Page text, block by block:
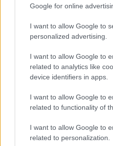
Google for online
I want to allow Google to
personalized advertising.
I want to allow Google to
related to analytics like
device identifiers in apps.
I want to allow Google to
related to functionality of
I want to allow Google to
related to personalization.
A kollekció harmadik